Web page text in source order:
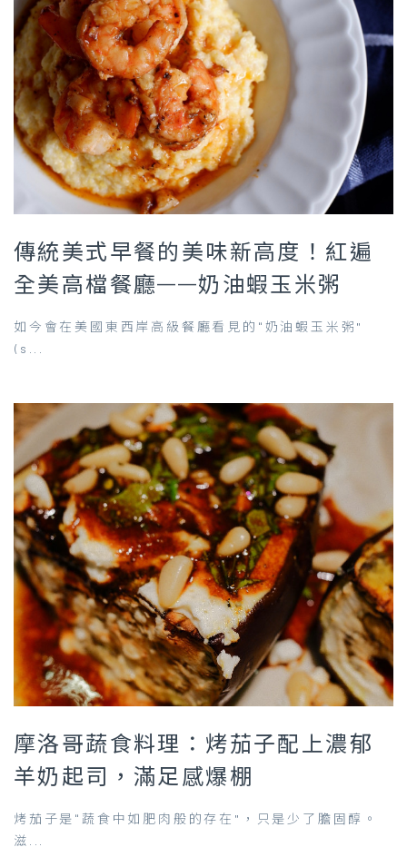
傳統美式早餐的美味新高度！紅遍
全美高檔餐廳——奶油蝦玉米粥
如今會在美國東西岸高級餐廳看見的“奶油蝦玉米粥”
(s...
摩洛哥蔬食料理：烤茄子配上濃郁
羊奶起司，滿足感爆棚
烤茄子是“蔬食中如肥肉般的存在”，只是少了膽固醇。
滋...